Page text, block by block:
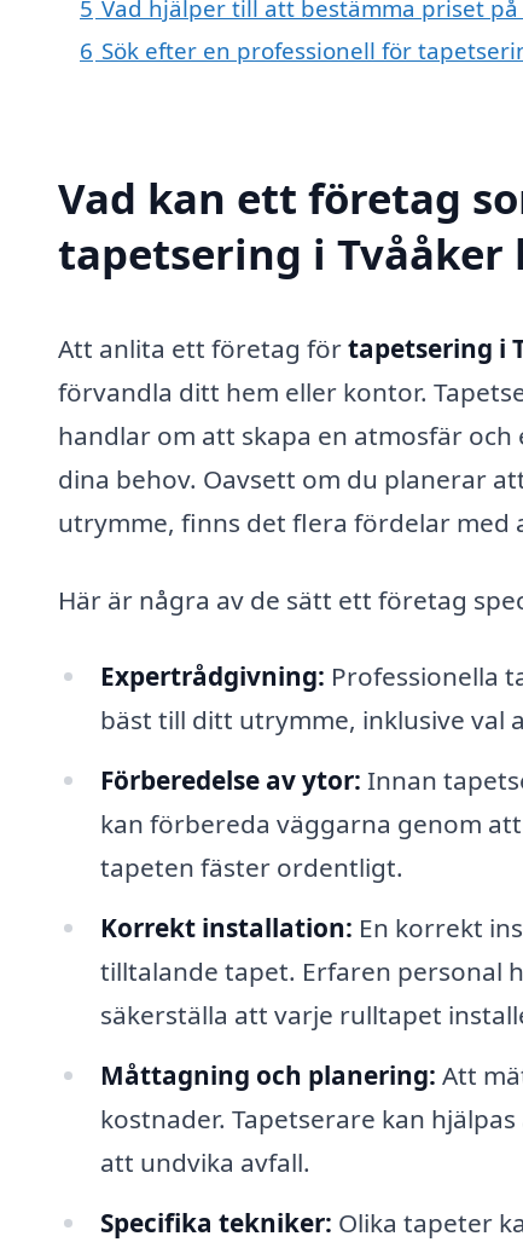
5 Vad hjälper till att bestämma priset
6 Sök efter en professionell för
Vad kan ett företag
tapetsering i
Att anlita ett företag förtapetsering i
förvandla ditt hem eller kontor.
handlar om att skapa en atmosfär
dina behov. Oavsett om du planerar
utrymme, finns det flera fördelar
Här är några av de sätt ett företag
Expertrådgivning: Professionella
bäst till ditt utrymme, inklusive val
Förberedelse av ytor: Innan
kan förbereda väggarna genom
tapeten fäster ordentligt.
Korrekt installation: En korrekt
tilltalande tapet. Erfaren personal
säkerställa att varje rulltapet
Måttagning och planering: Att
kostnader. Tapetserare kan
att undvika avfall.
Specifika tekniker: Olika tapeter